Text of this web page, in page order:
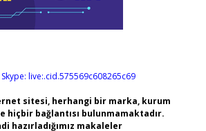
Skype: live:.cid.575569c608265c69
sitesi, herhangi bir marka, kurum
hiçbir bağlantısı bulunmamaktadır.
hazırladığımız makaleler